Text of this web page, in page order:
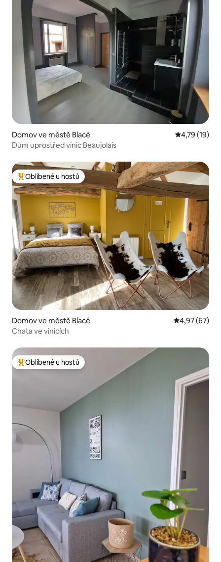
Domov ve městě Blacé Průměrné
4,79 (19)
Dům uprostřed vinic Beaujolais
Nejlepší v kategorii Oblíbené u hostů
Oblíbené u hostů
Domov ve městě Blacé Průměrné
4,97 (67)
Chata ve vinicích
Nejlepší v kategorii Oblíbené u hostů
Oblíbené u hostů